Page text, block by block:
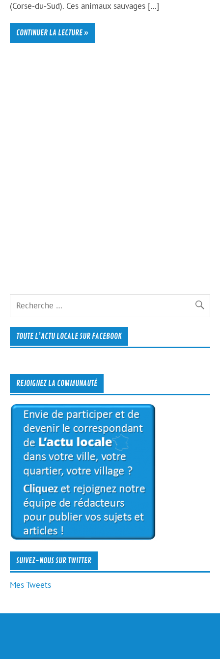
(Corse-du-Sud). Ces animaux sauvages […]
CONTINUER LA LECTURE »
TOUTE L’ACTU LOCALE SUR FACEBOOK
REJOIGNEZ LA COMMUNAUTÉ
SUIVEZ-NOUS SUR TWITTER
Mes Tweets